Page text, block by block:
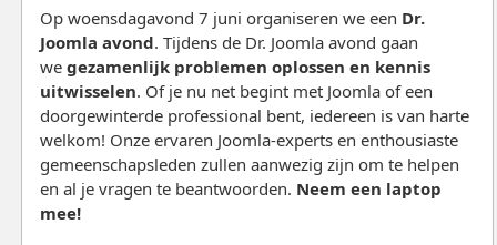
Op woensdagavond 7 juni organiseren we een Dr.
Joomla avond. Tijdens de Dr. Joomla avond gaan
we gezamenlijk problemen oplossen en kennis
uitwisselen. Of je nu net begint met Joomla of een
doorgewinterde professional bent, iedereen is van harte
welkom! Onze ervaren Joomla-experts en enthousiaste
gemeenschapsleden zullen aanwezig zijn om te helpen
en al je vragen te beantwoorden. Neem een laptop
mee!